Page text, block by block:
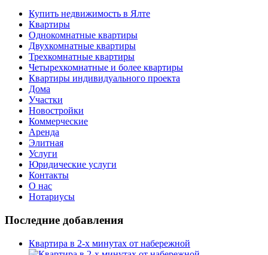
Купить недвижимость в Ялте
Квартиры
Однокомнатные квартиры
Двухкомнатные квартиры
Трехкомнатные квартиры
Четырехкомнатные и более квартиры
Квартиры индивидуального проекта
Дома
Участки
Новостройки
Коммерческие
Аренда
Элитная
Услуги
Юридические услуги
Контакты
О нас
Нотариусы
Последние добавления
Квартира в 2-х минутах от набережной